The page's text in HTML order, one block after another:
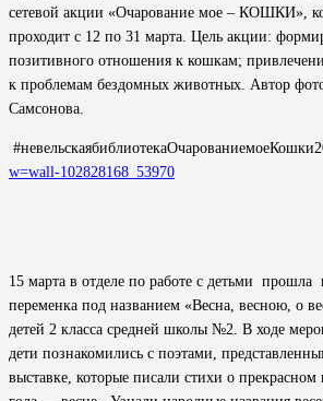
сетевой акции «Очарование мое – КОШКИ»,
проходит с 12 по 31 марта. Цель акции:
позитивного отношения к кошкам;
к проблемам бездомных животных. Автор
Самсонова.
w=wall-102828168_53970
15 марта в отделе по работе с детьми прошла
переменка под названием «Весна, весною, о
детей 2 класса средней школы №2. В ходе
дети познакомились с поэтами,
выставке, которые писали стихи о прекрасном